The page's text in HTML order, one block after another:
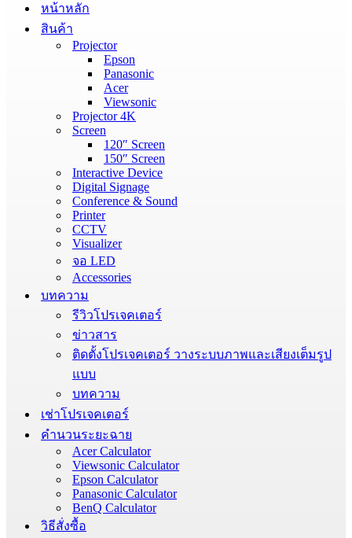
หน้าหลัก
สินค้า
Projector
Epson
Panasonic
Acer
Viewsonic
Projector 4K
Screen
120″ Screen
150″ Screen
Interactive Device
Digital Signage
Conference & Sound
Printer
CCTV
Visualizer
จอ LED
Accessories
บทความ
รีวิวโปรเจคเตอร์
ข่าวสาร
ติดตั้งโปรเจคเตอร์ วางระบบภาพและเสียงเต็มรูป
แบบ
บทความ
เช่าโปรเจคเตอร์
คำนวนระยะฉาย
Acer Calculator
Viewsonic Calculator
Epson Calculator
Panasonic Calculator
BenQ Calculator
วิธีสั่งซื้อ